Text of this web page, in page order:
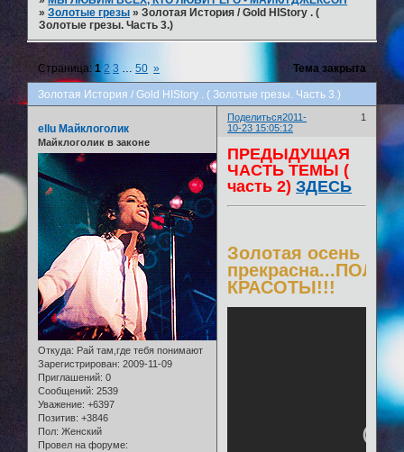
»Золотые грезы »Золотая История / Gold HIStory . (
Золотые грезы. Часть 3.)
Золотая История / Gold HIStory . ( Золотые грезы. Часть 3.)
Страница:1 2 3 50 » Тема закрыта
Поделиться 1
2011-
10-23 15:05:12
ellu Майклоголик
Майклоголик в законе
Откуда: Рай там,где тебя понимают
Зарегистрирован: 2009-11-09
Приглашений: 0
Сообщений: 2539
Уважение: +6397
Позитив: +3846
Пол: Женский
Провел на форуме:
ПРЕДЫДУЩАЯ
ЧАСТЬ ТЕМЫ (
часть 2)ЗДЕСЬ
Золотая осень
прекрасна...ПОЛНА
КРАСОТЫ!!!